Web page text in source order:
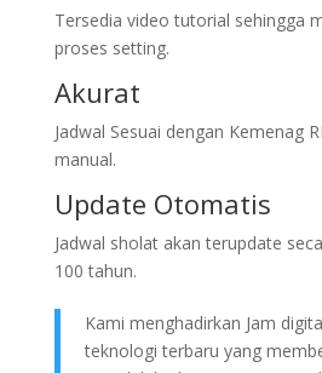
Tersedia video tutorial sehingga
proses setting.
Akurat
Jadwal Sesuai dengan Kemenag
manual.
Update Otomatis
Jadwal sholat akan terupdate
100 tahun.
Kami menghadirkan Jam
teknologi terbaru yang